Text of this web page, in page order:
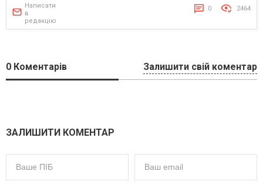
Написати
в
редакцію
0 2464
0 Коментарів Залишити свій коментар
ЗАЛИШИТИ КОМЕНТАР